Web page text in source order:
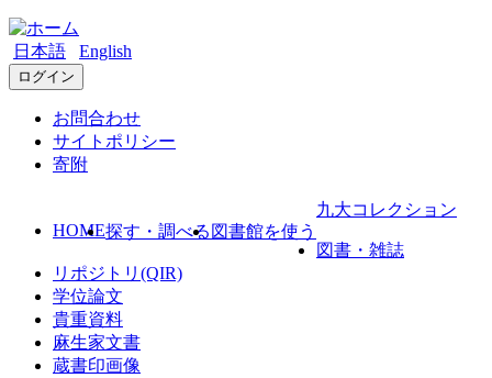
日本語 English
ログイン
お問合わせ
サイトポリシー
寄附
HOME探す・調べる 図書館を使う
九大コレクション
図書・雑誌
リポジトリ(QIR)
学位論文
貴重資料
麻生家文書
蔵書印画像